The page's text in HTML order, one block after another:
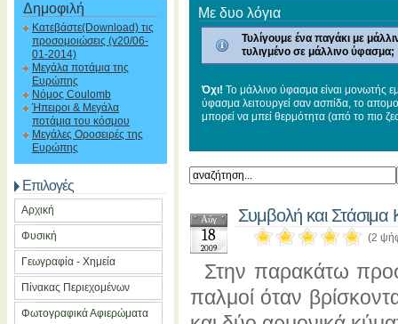
Δημοφιλή
Κατεβάστε(Download) τις
προσομοιώσεις (v20/06-
01-2014)
Μεγάλα ποτάμια της
Ευρώπης
Νόμος Coulomb
Ήπειροι & Μεγάλα
ποτάμια του κόσμου
Μεγάλες Οροσειρές της
Ευρώπης
Επιλογές
Αρχική
Φυσική
Γεωγραφία - Χημεία
Πίνακας Περιεχομένων
Φωτογραφικά Αφιερώματα
Με δυο λόγια
Τυλίγουμε ένα παγάκι με
τυλιγμένο σε μάλλινο ύφασμα;
Όχι! Το μάλλινο ύφασμα είναι μονωτής
ύφασμα λειτουργεί σαν ασπίδα, το
μπορεί να μπεί θερμότητα (από το πιο
Αύγ
18
2009
Συμβολή και Στάσιμα
(2
Στην παρακάτω
παλμοί όταν